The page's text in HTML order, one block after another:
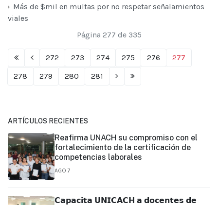
Más de $mil en multas por no respetar señalamientos
viales
Página 277 de 335
272 273 274 275 276
277
278
279 280 281
ARTÍCULOS RECIENTES
Reafirma UNACH su compromiso con el
fortalecimiento de la certificación de
competencias laborales
AGO 7
𝗖𝗮𝗽𝗮𝗰𝗶𝘁𝗮 𝗨𝗡𝗜𝗖𝗔𝗖𝗛 𝗮 𝗱𝗼𝗰𝗲𝗻𝘁𝗲𝘀 𝗱𝗲